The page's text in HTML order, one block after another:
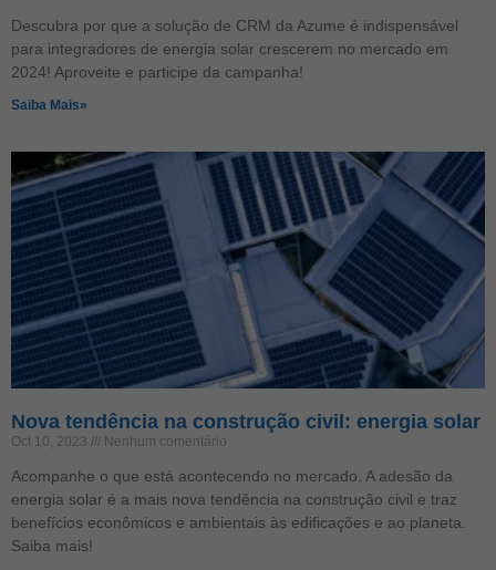
Descubra por que a solução de CRM da Azume é indispensável
para integradores de energia solar crescerem no mercado em
2024! Aproveite e participe da campanha!
Saiba Mais»
Nova tendência na construção civil: energia solar
Oct 10, 2023 Nenhum comentário
Acompanhe o que está acontecendo no mercado. A adesão da
energia solar é a mais nova tendência na construção civil e traz
benefícios econômicos e ambientais às edificações e ao planeta.
Saiba mais!